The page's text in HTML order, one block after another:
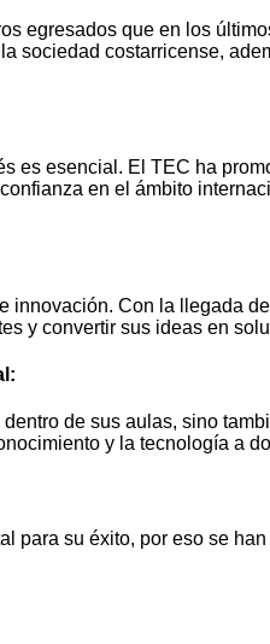
egresados que en los
sociedad costarricense,
es esencial. El TEC ha
en el ámbito
innovación. Con la llegada
y convertir sus ideas en
:
de sus aulas, sino
y la tecnología a
para su éxito, por eso se